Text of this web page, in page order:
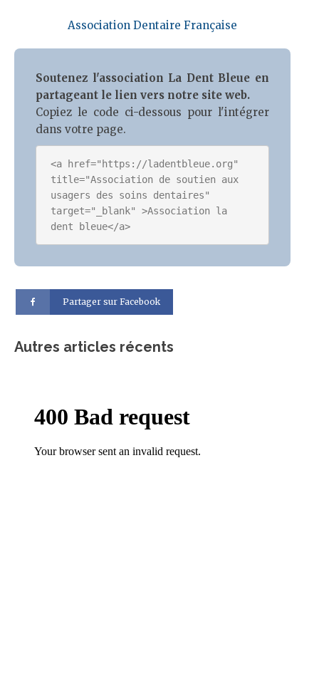
Association Dentaire Française
Soutenez l'association La Dent Bleue en
partageant le lien vers notre site web.
Copiez le code ci-dessous pour l'intégrer
dans votre page.
<a href="https://ladentbleue.org"
title="Association de soutien aux
usagers des soins dentaires"
target="_blank" >Association la
Partager sur Facebook
Autres articles récents